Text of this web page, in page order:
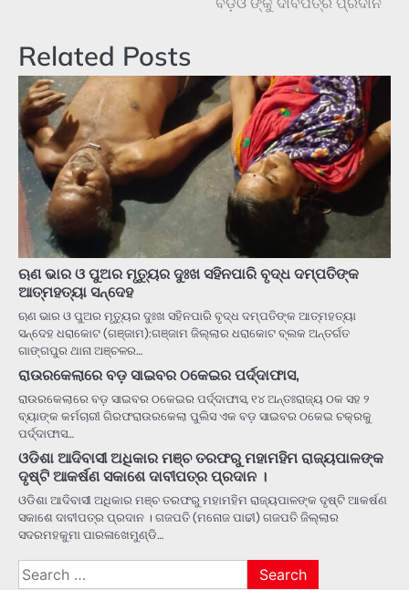
Related Posts
ଋଣ ଭାର ଓ ପୁଅର ମୃତ୍ୟୁର ଦୁଃଖ ସହିନପାରି ବୃଦ୍ଧ ଦମ୍ପତିଙ୍କ
ଆତ୍ମହତ୍ୟା ସନ୍ଦେହ
ଋଣ ଭାର ଓ ପୁଅର ମୃତ୍ୟୁର ଦୁଃଖ ସହିନପାରି ବୃଦ୍ଧ ଦମ୍ପତିଙ୍କ ଆତ୍ମହତ୍ୟା
ସନ୍ଦେହ ଧରାକୋଟ (ଗଞ୍ଜାମ):ଗଞ୍ଜାମ ଜିଲ୍ଲାର ଧରାକୋଟ ବ୍ଲକ ଅନ୍ତର୍ଗତ
ଗାଙ୍ଗପୁର ଥାନା ଅଞ୍ଚଳର…
ରାଉରକେଲାରେ ବଡ଼ ସାଇବର ଠକେଇର ପର୍ଦ୍ଦାଫାସ,
ରାଉରକେଲାରେ ବଡ଼ ସାଇବର ଠକେଇର ପର୍ଦ୍ଦାଫାସ, ୧୪ ଅନ୍ତଃରାଜ୍ୟ ଠକ ସହ ୨
ବ୍ୟାଙ୍କ କର୍ମଚାରୀ ଗିରଫରାଉରକେଲା ପୁଲିସ ଏକ ବଡ଼ ସାଇବର ଠକେଇ ଚକ୍ରକୁ
ପର୍ଦ୍ଦାଫାସ…
ଓଡିଶା ଆଦିବାସୀ ଅଧିକାର ମଞ୍ଚ ତରଫରୁ ମହାମହିମ ରାଜ୍ୟପାଳଙ୍କ
ଦୃଷ୍ଟି ଆକର୍ଷଣ ସକାଶେ ଦାବୀପତ୍ର ପ୍ରଦାନ ।
ଓଡିଶା ଆଦିବାସୀ ଅଧିକାର ମଞ୍ଚ ତରଫରୁ ମହାମହିମ ରାଜ୍ୟପାଳଙ୍କ ଦୃଷ୍ଟି ଆକର୍ଷଣ
ସକାଶେ ଦାବୀପତ୍ର ପ୍ରଦାନ । ଗଜପତି (ମନୋଜ ପାଢୀ) ଗଜପତି ଜିଲ୍ଲାର
ସଦରମହକୁମା ପାରଳାଖେମୁଣ୍ଡି…
Search